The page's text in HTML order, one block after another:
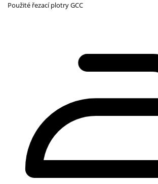
Použité řezací plotry GCC